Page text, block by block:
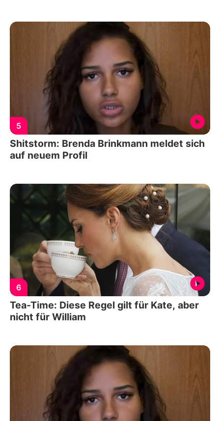
5
Shitstorm: Brenda Brinkmann meldet sich
auf neuem Profil
6
Tea-Time: Diese Regel gilt für Kate, aber
nicht für William